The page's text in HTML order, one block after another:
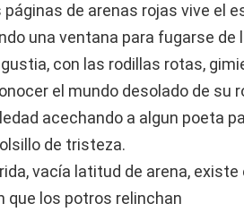
páginas de arenas rojas vive el
una ventana para fugarse de
con las rodillas rotas,
el mundo desolado de su
acechando a algun poeta
de tristeza.
vacía latitud de arena, existe
que los potros relinchan